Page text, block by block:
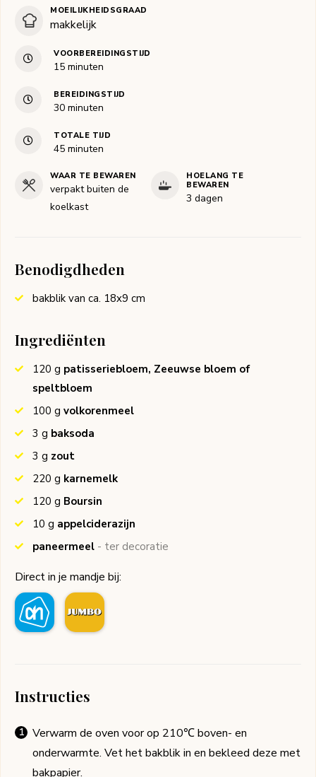
MOEILIJKHEIDSGRAAD
makkelijk
VOORBEREIDINGSTIJD
15minuten
minuten
BEREIDINGSTIJD
30minuten
minuten
TOTALE TIJD
45minuten
minuten
WAAR TE BEWAREN
verpakt buiten de
koelkast
HOELANG TE
BEWAREN
3 dagen
Benodigdheden
bakblik van ca. 18x9 cm
Ingrediënten
120 g patisseriebloem, Zeeuwse bloem of
speltbloem
100 g volkorenmeel
3 g baksoda
3 g zout
220 g karnemelk
120 g Boursin
10 g appelciderazijn
paneermeel - ter decoratie
Direct in je mandje bij:
Instructies
Verwarm de oven voor op 210℃ boven- en
onderwarmte. Vet het bakblik in en bekleed deze met
bakpapier.